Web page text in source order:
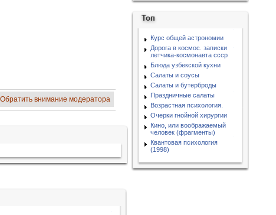
Обратить внимание модератора
Топ
Курс общей астрономии
Дорога в космос. записки
летчика-космонавта ссср
Блюда узбекской кухни
Салаты и соусы
Салаты и бутерброды
Праздничные салаты
Возрастная психология.
Очерки гнойной хирургии
Кино, или воображаемый
человек (фрагменты)
Квантовая психология
(1998)